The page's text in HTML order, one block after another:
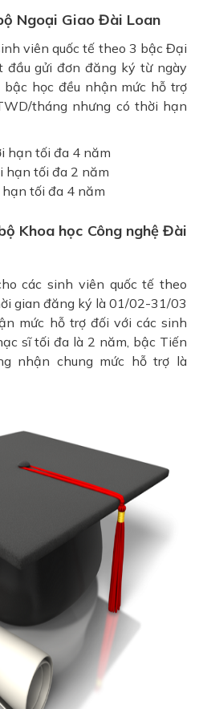
Ngoại Giao Đài Loan
viên quốc tế theo 3 bậc Đại
đầu gửi đơn đăng ký từ ngày
học đều nhận mức hỗ trợ
tháng nhưng có thời hạn
hạn tối đa 4 năm
hạn tối đa 2 năm
tối đa 4 năm
Khoa học Công nghệ Đài
các sinh viên quốc tế theo
gian đăng ký là 01/02-31/03
mức hỗ trợ đối với các sinh
sĩ tối đa là 2 năm, bậc Tiến
nhận chung mức hỗ trợ là